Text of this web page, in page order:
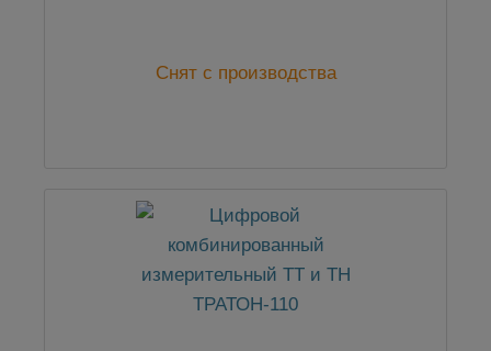
Снят с производства